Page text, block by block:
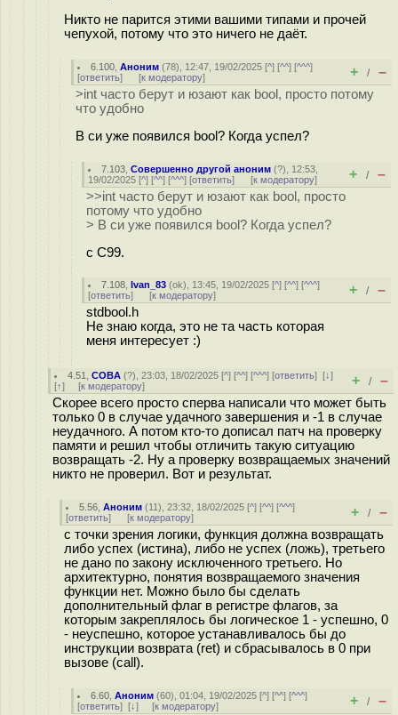
Никто не парится этими вашими типами и прочей
чепухой, потому что это ничего не даёт.
6.100 ,Аноним (78), 12:47, 19/02/2025 [^] [^^] [^^^]
[ответить] [к модератору] + / –
>int часто берут и юзают как bool, просто потому
что удобно
В си уже появился bool? Когда успел?
7.103 ,Совершенно другой аноним (?), 12:53,
19/02/2025 [^] [^^] [^^^] [ответить] [к модератору] + / –
>>int часто берут и юзают как bool, просто
потому что удобно
> В си уже появился bool? Когда успел?
с С99.
7.108 ,Ivan_83 (ok), 13:45, 19/02/2025 [^] [^^] [^^^]
[ответить] [к модератору] + / –
stdbool.h
Не знаю когда, это не та часть которая
меня интересует :)
4.51 ,COBA (?), 23:03, 18/02/2025 [^] [^^] [^^^] [ответить][↓]
[↑] [к модератору] + / –
Скорее всего просто сперва написали что может быть
только 0 в случае удачного завершения и -1 в случае
неудачного. А потом кто-то дописал патч на проверку
памяти и решил чтобы отличить такую ситуацию
возвращать -2. Ну а проверку возвращаемых значений
никто не проверил. Вот и результат.
5.56 ,Аноним (11), 23:32, 18/02/2025 [^] [^^] [^^^]
[ответить] [к модератору] + / –
с точки зрения логики, функция должна возвращать
либо успех (истина), либо не успех (ложь), третьего
не дано по закону исключенного третьего. Но
архитектурно, понятия возвращаемого значения
функции нет. Можно было бы сделать
дополнительный флаг в регистре флагов, за
которым закреплялось бы логическое 1 - успешно, 0
- неуспешно, которое устанавливалось бы до
инструкции возврата (ret) и сбрасывалось в 0 при
вызове (call).
6.60 ,Аноним (60), 01:04, 19/02/2025 [^] [^^] [^^^]
[ответить] [↓] [к модератору] + / –